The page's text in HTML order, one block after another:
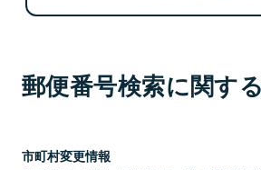
郵便番号検索に関す
市町村変更情報